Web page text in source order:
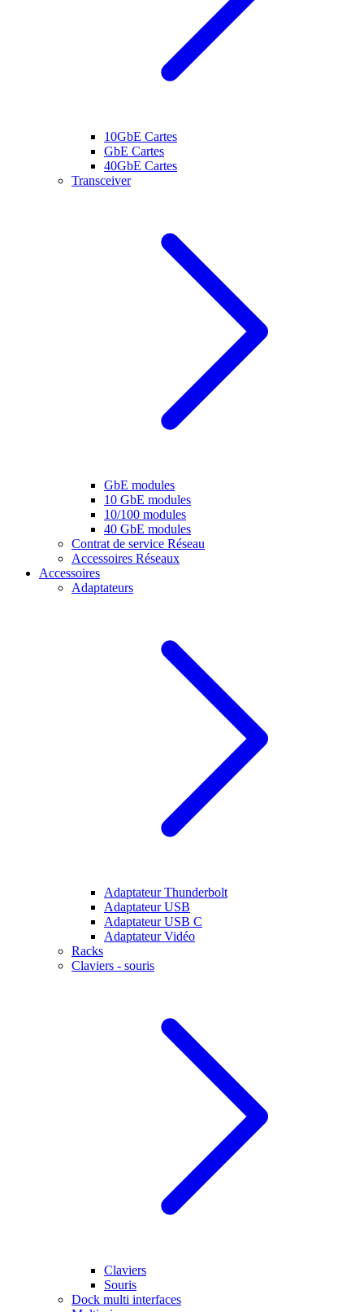
10GbE Cartes
GbE Cartes
40GbE Cartes
Transceiver
GbE modules
10 GbE modules
10/100 modules
40 GbE modules
Contrat de service Réseau
Accessoires Réseaux
Accessoires
Adaptateurs
Adaptateur Thunderbolt
Adaptateur USB
Adaptateur USB C
Adaptateur Vidéo
Racks
Claviers - souris
Claviers
Souris
Dock multi interfaces